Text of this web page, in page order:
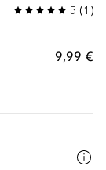
5 (1 )
9,99 €